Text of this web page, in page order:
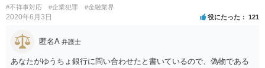
#不祥事対応 #企業犯罪 #金融業界
2020年6月3日 役にたった 121
匿名A 弁護士
あなたがゆうちょ銀行に問い合わせたと書いているので、偽物である